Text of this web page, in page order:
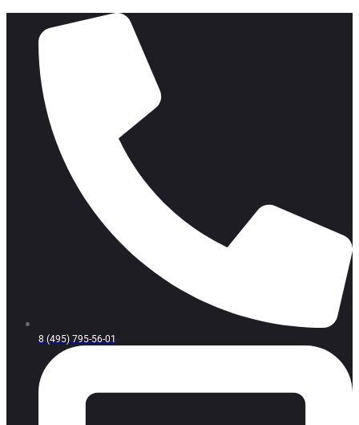
8 (495) 795-56-01